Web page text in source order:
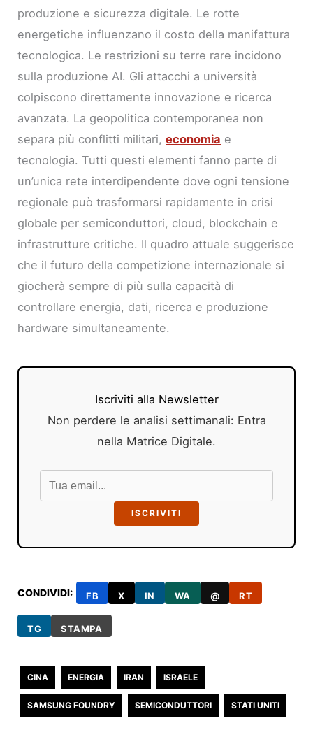
produzione e sicurezza digitale. Le rotte
energetiche influenzano il costo della manifattura
tecnologica. Le restrizioni su terre rare incidono
sulla produzione AI. Gli attacchi a università
colpiscono direttamente innovazione e ricerca
avanzata. La geopolitica contemporanea non
separa più conflitti militari,economia e
tecnologia. Tutti questi elementi fanno parte di
un’unica rete interdipendente dove ogni tensione
regionale può trasformarsi rapidamente in crisi
globale per semiconduttori, cloud, blockchain e
infrastrutture critiche. Il quadro attuale suggerisce
che il futuro della competizione internazionale si
giocherà sempre di più sulla capacità di
controllare energia, dati, ricerca e produzione
hardware simultaneamente.
Iscriviti alla Newsletter
Non perdere le analisi settimanali: Entra
nella Matrice Digitale.
ISCRIVITI
CONDIVIDI: FB X IN WA @ RT
TG STAMPA
CINA ENERGIA IRAN ISRAELE
SAMSUNG FOUNDRY SEMICONDUTTORI STATI UNITI